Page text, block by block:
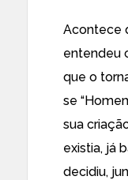
Acontece
entendeu
que o
se
sua
existia, já
decidiu,